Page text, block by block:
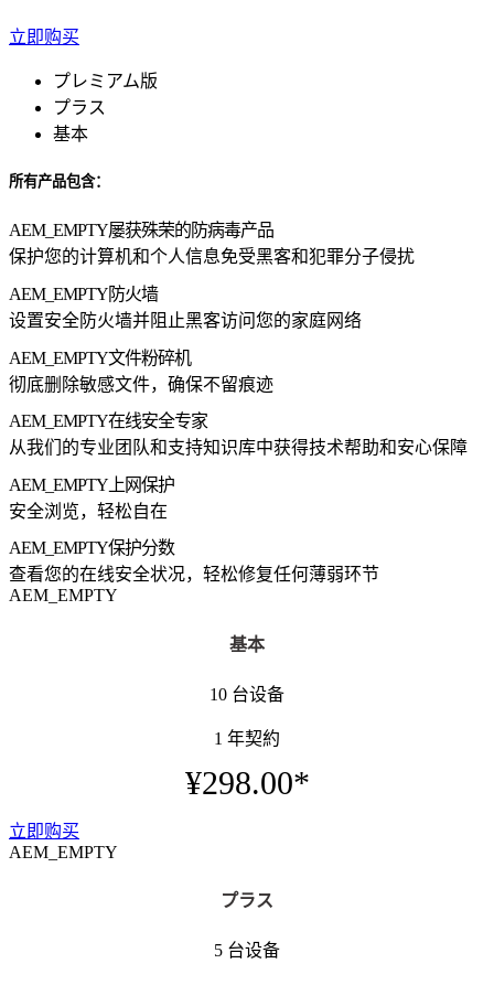
立即购买
プレミアム版
プラス
基本
所有产品包含：
AEM_EMPTY屡获殊荣的防病毒产品
保护您的计算机和个人信息免受黑客和犯罪分子侵扰
AEM_EMPTY防火墙
设置安全防火墙并阻止黑客访问您的家庭网络
AEM_EMPTY文件粉碎机
彻底删除敏感文件，确保不留痕迹
AEM_EMPTY在线安全专家
从我们的专业团队和支持知识库中获得技术帮助和安心保障
AEM_EMPTY 上网保护
安全浏览，轻松自在
AEM_EMPTY保护分数
查看您的在线安全状况，轻松修复任何薄弱环节
AEM_EMPTY
基本
10 台设备
1 年契約
¥298.00*
立即购买
AEM_EMPTY
プラス
5 台设备